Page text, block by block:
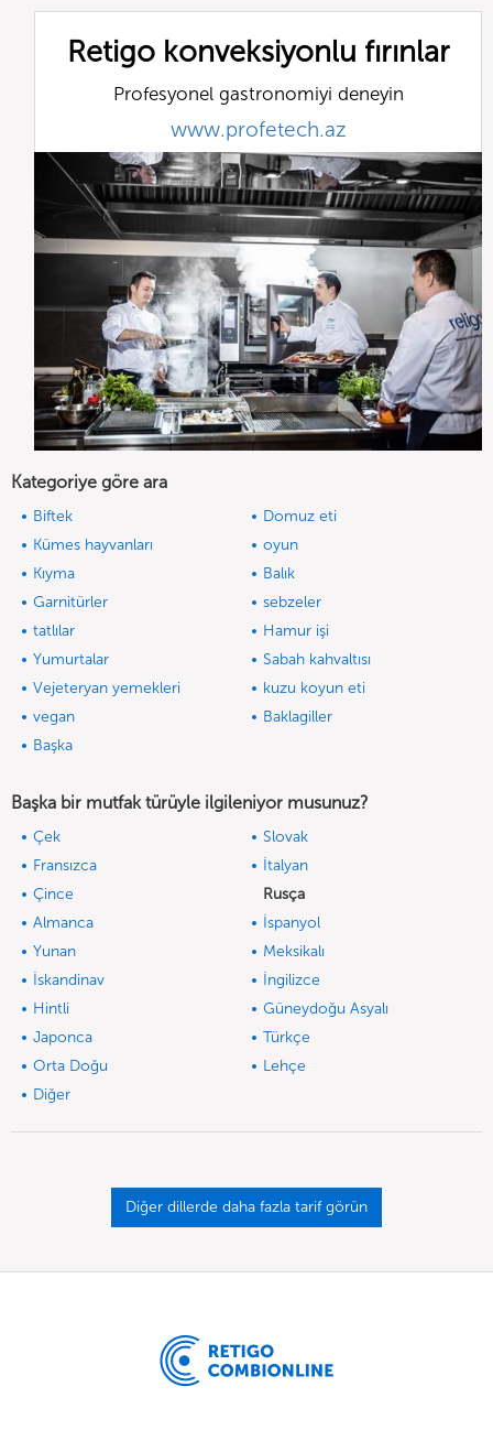
Retigo konveksiyonlu fırınlar
Profesyonel gastronomiyi deneyin
www.profetech.az
Kategoriye göre ara
Biftek
Domuz eti
Kümes hayvanları
oyun
Kıyma
Balık
Garnitürler
sebzeler
tatlılar
Hamur işi
Yumurtalar
Sabah kahvaltısı
Vejeteryan yemekleri
kuzu koyun eti
vegan
Baklagiller
Başka
Başka bir mutfak türüyle ilgileniyor musunuz?
Çek
Slovak
Fransızca
İtalyan
Çince
Rusça
Almanca
İspanyol
Yunan
Meksikalı
İskandinav
İngilizce
Hintli
Güneydoğu Asyalı
Japonca
Türkçe
Orta Doğu
Lehçe
Diğer
Diğer dillerde daha fazla tarif görün